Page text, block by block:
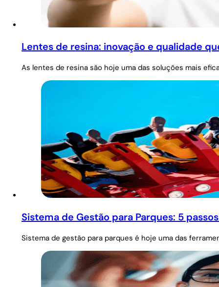
Lentes de resina: inovação e qualidade
As lentes de resina são hoje uma das soluções mais
Sistema de Gestão para Parques: 5
Sistema de gestão para parques é hoje uma das